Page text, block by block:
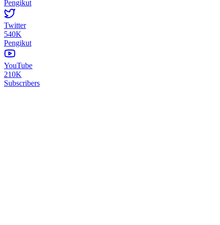
Pengikut
Twitter
540K
Pengikut
YouTube
210K
Subscribers